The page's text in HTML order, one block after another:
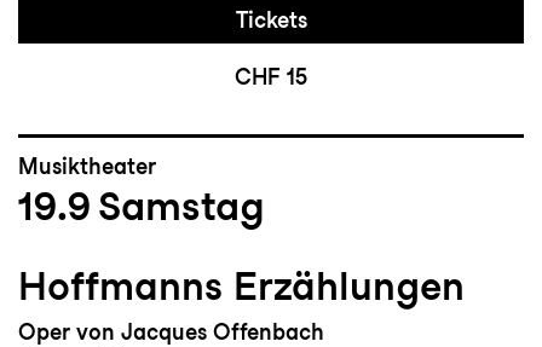
Tickets
CHF 15
Musiktheater
19.9 Samstag
Hoffmanns Erzählungen
Oper von Jacques Offenbach